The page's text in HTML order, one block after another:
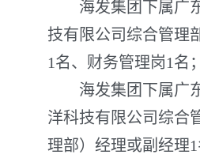
海发集团下属广
技有限公司综合管理
1名、财务管理岗1名；
海发集团下属广
洋科技有限公司综合
理部）经理或副经理